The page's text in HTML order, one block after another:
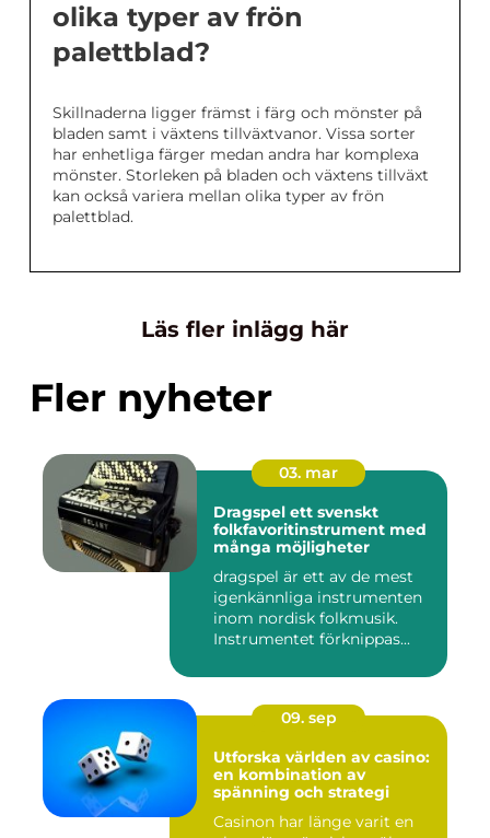
olika typer av frön
palettblad?
Skillnaderna ligger främst i färg och mönster på
bladen samt i växtens tillväxtvanor. Vissa sorter
har enhetliga färger medan andra har komplexa
mönster. Storleken på bladen och växtens tillväxt
kan också variera mellan olika typer av frön
palettblad.
Läs fler inlägg här
Fler nyheter
03. mar
Dragspel ett svenskt
folkfavoritinstrument med
många möjligheter
dragspel är ett av de mest
igenkännliga instrumenten
inom nordisk folkmusik.
Instrumentet förknippas...
09. sep
Utforska världen av casino:
en kombination av
spänning och strategi
Casinon har länge varit en